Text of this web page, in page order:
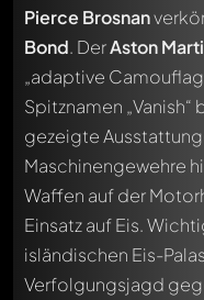
Pierce Brosnan
Bond. DerAston
„adaptive
Spitznamen
gezeigte
Maschinengewehre
Waffen auf der
Einsatz auf Eis.
isländischen Eis-
Verfolgungsjagd